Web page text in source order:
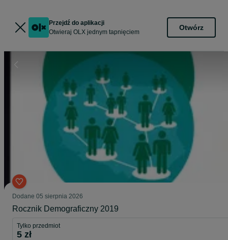
Przejdź do aplikacji
Otwieraj OLX jednym tapnięciem
Otwórz
Dodane 05 sierpnia 2026
Rocznik Demograficzny 2019
Tylko przedmiot
5 zł